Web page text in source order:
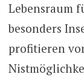
Lebensraum
besonders
profitieren